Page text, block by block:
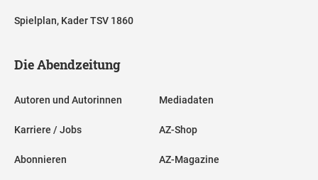
Spielplan, Kader TSV 1860
Die Abendzeitung
Autoren und Autorinnen
Karriere / Jobs
Abonnieren
Mediadaten
AZ-Shop
AZ-Magazine